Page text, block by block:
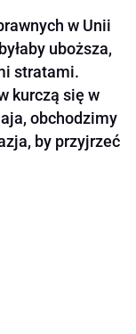
w Unii
uboższa,
stratami.
kurczą się w
obchodzimy
by przyjrzeć